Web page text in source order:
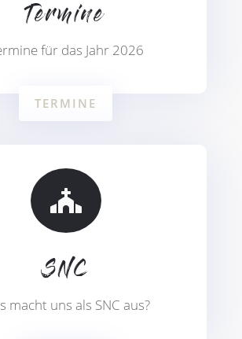
Termine
für das Jahr 2026
TERMINE

SNC
macht uns als SNC aus?